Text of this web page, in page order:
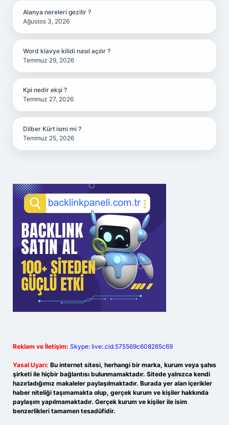
Alanya nereleri gezilir ?
Ağustos 3, 2026
Word klavye kilidi nasıl açılır ?
Temmuz 29, 2026
Kpi nedir ekşi ?
Temmuz 27, 2026
Dilber Kürt ismi mi ?
Temmuz 25, 2026
Reklam ve İletişim: Skype: live:.cid.575569c608265c69
Yasal Uyarı: Bu internet sitesi, herhangi bir marka, kurum veya şahıs
şirketi ile hiçbir bağlantısı bulunmamaktadır. Sitede yalnızca kendi
hazırladığımız makaleler paylaşılmaktadır. Burada yer alan içerikler
haber niteliği taşımamakta olup, gerçek kurum ve kişiler hakkında
paylaşım yapılmamaktadır. Gerçek kurum ve kişiler ile isim
benzerlikleri tamamen tesadüfidir.